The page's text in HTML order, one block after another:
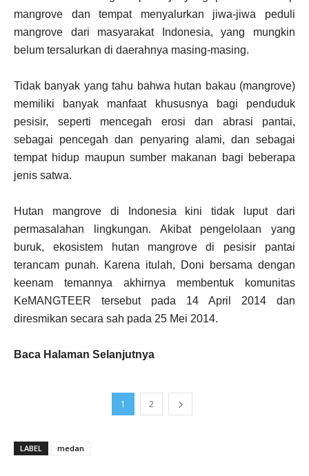
mangrove dan tempat menyalurkan jiwa-jiwa peduli
mangrove dari masyarakat Indonesia, yang mungkin
belum tersalurkan di daerahnya masing-masing.
Tidak banyak yang tahu bahwa hutan bakau (mangrove)
memiliki banyak manfaat khususnya bagi penduduk
pesisir, seperti mencegah erosi dan abrasi pantai,
sebagai pencegah dan penyaring alami, dan sebagai
tempat hidup maupun sumber makanan bagi beberapa
jenis satwa.
Hutan mangrove di Indonesia kini tidak luput dari
permasalahan lingkungan. Akibat pengelolaan yang
buruk, ekosistem hutan mangrove di pesisir pantai
terancam punah. Karena itulah, Doni bersama dengan
keenam temannya akhirnya membentuk komunitas
KeMANGTEER tersebut pada 14 April 2014 dan
diresmikan secara sah pada 25 Mei 2014.
Baca Halaman Selanjutnya
1 2
LABEL medan